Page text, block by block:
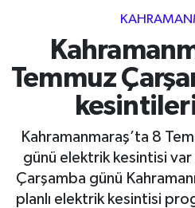
Temmuz
Kahramanmaraş’ta 8
günü elektrik kesintisi var
Çarşamba günü
planlı elektrik kesintisi
Ekonomi
Genel
Güncel
Haberde İnsan
Süper Lig Puan Durumu
Tüm Manşetler
Son Dakika Haberleri
Haber Arşivi